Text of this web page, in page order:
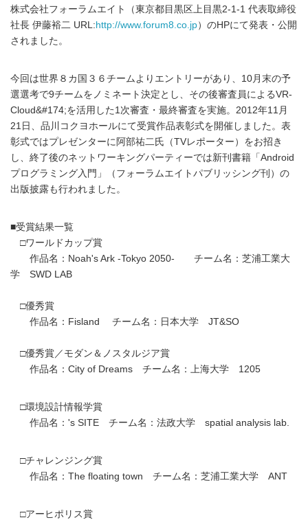
株式会社フォーラムエイト（東京都目黒区上目黒2-1-1 代表取締役
社長 伊藤裕二 URL: http://www.forum8.co.jp）のHPにて発表・公開
されました。
今回は世界８カ国３６チームよりエントリーがあり、10月末の予
選選考で9チームをノミネート決定とし、その後審査員によるVR-
Cloud&#174;を活用した1次審査・最終審査を実施。2012年11月
21日、品川コクヨホールにて受賞作品表彰式を開催しました。表
彰式ではプレゼンターに阿部祐二氏（TVレポーター）をお招き
し、終了後のネットワーキングパーティーでは新刊書籍「Android
プログラミング入門」（フォーラムエイトパブリッシング刊）の
出版披露も行われました。
■受賞結果一覧
□ワールドカップ賞
作品名：Noah's Ark -Tokyo 2050- チーム名：芝浦工業大
学 SWD LAB
□優秀賞
作品名：Fisland チーム名：日本大学 JT&SO
□優秀賞／モダン＆ノスタルジア賞
作品名：City of Dreams チーム名：上海大学 1205
□環境設計情報学賞
作品名：'s SITE チーム名：法政大学 spatial analysis lab.
□チャレンジング賞
作品名：The floating town チーム名：芝浦工業大学 ANT
□アーヒポリス賞